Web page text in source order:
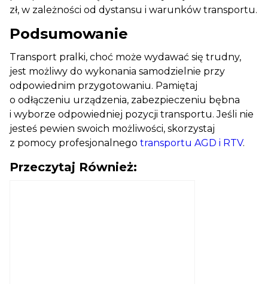
zł, w zależności od dystansu i warunków transportu.
Podsumowanie
Transport pralki, choć może wydawać się trudny,
jest możliwy do wykonania samodzielnie przy
odpowiednim przygotowaniu. Pamiętaj
o odłączeniu urządzenia, zabezpieczeniu bębna
i wyborze odpowiedniej pozycji transportu. Jeśli nie
jesteś pewien swoich możliwości, skorzystaj
z pomocy profesjonalnego transportu AGD i RTV.
Przeczytaj Również: